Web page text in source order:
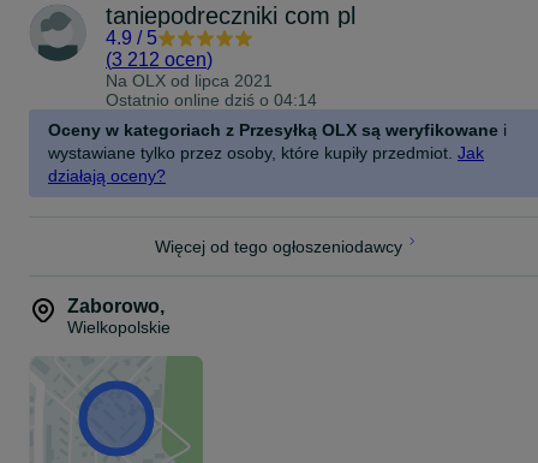
taniepodreczniki com pl
4.9 / 5
(3 212 ocen)
Na OLX od lipca 2021
Ostatnio online dziś o 04:14
Oceny w kategoriach z Przesyłką OLX są weryfikowane i
wystawiane tylko przez osoby, które kupiły przedmiot. Jak
działają oceny?
Więcej od tego ogłoszeniodawcy
Zaborowo,
Wielkopolskie